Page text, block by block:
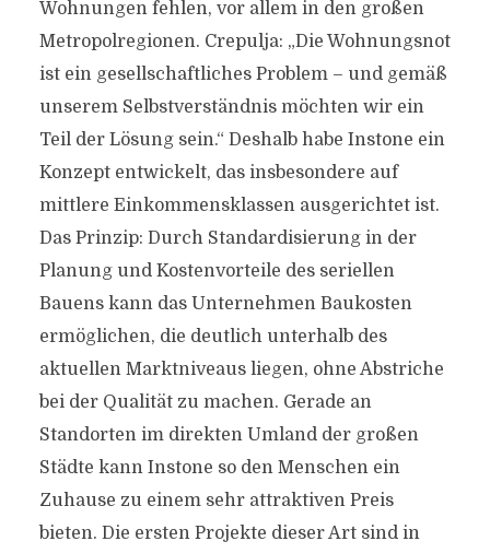
Wohnungen fehlen, vor allem in den großen
Metropolregionen. Crepulja: „Die Wohnungsnot
ist ein gesellschaftliches Problem – und gemäß
unserem Selbstverständnis möchten wir ein
Teil der Lösung sein.“ Deshalb habe Instone ein
Konzept entwickelt, das insbesondere auf
mittlere Einkommensklassen ausgerichtet ist.
Das Prinzip: Durch Standardisierung in der
Planung und Kostenvorteile des seriellen
Bauens kann das Unternehmen Baukosten
ermöglichen, die deutlich unterhalb des
aktuellen Marktniveaus liegen, ohne Abstriche
bei der Qualität zu machen. Gerade an
Standorten im direkten Umland der großen
Städte kann Instone so den Menschen ein
Zuhause zu einem sehr attraktiven Preis
bieten. Die ersten Projekte dieser Art sind in